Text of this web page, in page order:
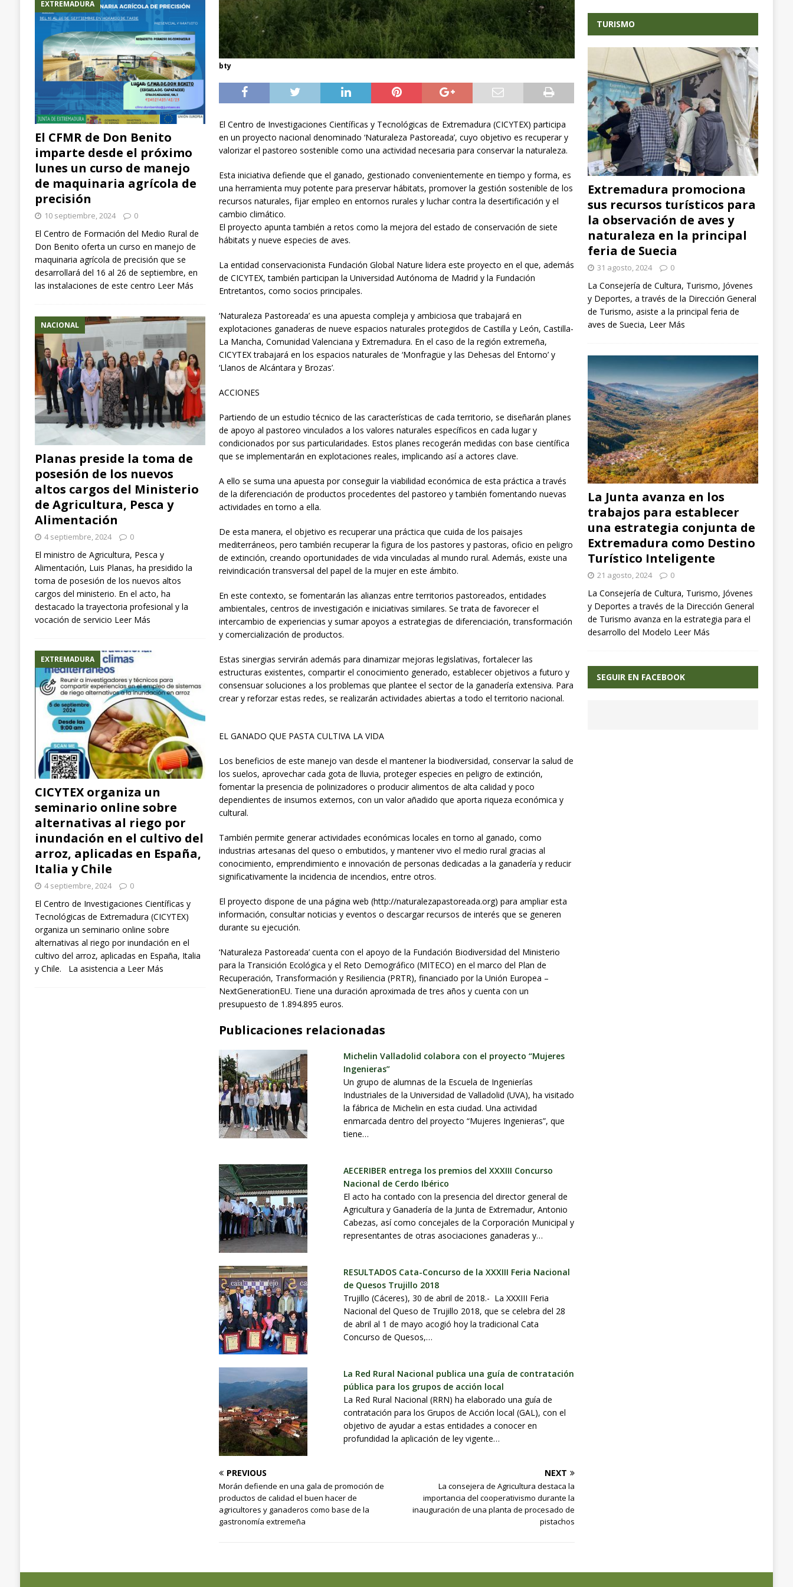
bty
El Centro de Investigaciones Científicas y Tecnológicas de Extremadura (CICYTEX) participa
en un proyecto nacional denominado ‘Naturaleza Pastoreada’, cuyo objetivo es recuperar y
valorizar el pastoreo sostenible como una actividad necesaria para conservar la naturaleza.
Esta iniciativa defiende que el ganado, gestionado convenientemente en tiempo y forma, es
una herramienta muy potente para preservar hábitats, promover la gestión sostenible de los
recursos naturales, fijar empleo en entornos rurales y luchar contra la desertificación y el
cambio climático.
El proyecto apunta también a retos como la mejora del estado de conservación de siete
hábitats y nueve especies de aves.
La entidad conservacionista Fundación Global Nature lidera este proyecto en el que, además
de CICYTEX, también participan la Universidad Autónoma de Madrid y la Fundación
Entretantos, como socios principales.
‘Naturaleza Pastoreada’ es una apuesta compleja y ambiciosa que trabajará en
explotaciones ganaderas de nueve espacios naturales protegidos de Castilla y León, Castilla-
La Mancha, Comunidad Valenciana y Extremadura. En el caso de la región extremeña,
CICYTEX trabajará en los espacios naturales de ‘Monfragüe y las Dehesas del Entorno’ y
‘Llanos de Alcántara y Brozas’.
ACCIONES
Partiendo de un estudio técnico de las características de cada territorio, se diseñarán planes
de apoyo al pastoreo vinculados a los valores naturales específicos en cada lugar y
condicionados por sus particularidades. Estos planes recogerán medidas con base científica
que se implementarán en explotaciones reales, implicando así a actores clave.
A ello se suma una apuesta por conseguir la viabilidad económica de esta práctica a través
de la diferenciación de productos procedentes del pastoreo y también fomentando nuevas
actividades en torno a ella.
De esta manera, el objetivo es recuperar una práctica que cuida de los paisajes
mediterráneos, pero también recuperar la figura de los pastores y pastoras, oficio en peligro
de extinción, creando oportunidades de vida vinculadas al mundo rural. Además, existe una
reivindicación transversal del papel de la mujer en este ámbito.
En este contexto, se fomentarán las alianzas entre territorios pastoreados, entidades
ambientales, centros de investigación e iniciativas similares. Se trata de favorecer el
intercambio de experiencias y sumar apoyos a estrategias de diferenciación, transformación
y comercialización de productos.
Estas sinergias servirán además para dinamizar mejoras legislativas, fortalecer las
estructuras existentes, compartir el conocimiento generado, establecer objetivos a futuro y
consensuar soluciones a los problemas que plantee el sector de la ganadería extensiva. Para
crear y reforzar estas redes, se realizarán actividades abiertas a todo el territorio nacional.
EL GANADO QUE PASTA CULTIVA LA VIDA
Los beneficios de este manejo van desde el mantener la biodiversidad, conservar la salud de
los suelos, aprovechar cada gota de lluvia, proteger especies en peligro de extinción,
fomentar la presencia de polinizadores o producir alimentos de alta calidad y poco
dependientes de insumos externos, con un valor añadido que aporta riqueza económica y
cultural.
También permite generar actividades económicas locales en torno al ganado, como
industrias artesanas del queso o embutidos, y mantener vivo el medio rural gracias al
conocimiento, emprendimiento e innovación de personas dedicadas a la ganadería y reducir
significativamente la incidencia de incendios, entre otros.
El proyecto dispone de una página web (http://naturalezapastoreada.org) para ampliar esta
información, consultar noticias y eventos o descargar recursos de interés que se generen
durante su ejecución.
‘Naturaleza Pastoreada’ cuenta con el apoyo de la Fundación Biodiversidad del Ministerio
para la Transición Ecológica y el Reto Demográfico (MITECO) en el marco del Plan de
Recuperación, Transformación y Resiliencia (PRTR), financiado por la Unión Europea –
NextGenerationEU. Tiene una duración aproximada de tres años y cuenta con un
presupuesto de 1.894.895 euros.
Publicaciones relacionadas
Michelin Valladolid colabora con el proyecto “Mujeres
Ingenieras”
Un grupo de alumnas de la Escuela de Ingenierías
Industriales de la Universidad de Valladolid (UVA), ha visitado
la fábrica de Michelin en esta ciudad. Una actividad
enmarcada dentro del proyecto “Mujeres Ingenieras”, que
tiene…
AECERIBER entrega los premios del XXXIII Concurso
Nacional de Cerdo Ibérico
El acto ha contado con la presencia del director general de
Agricultura y Ganadería de la Junta de Extremadur, Antonio
Cabezas, así como concejales de la Corporación Municipal y
representantes de otras asociaciones ganaderas y…
RESULTADOS Cata-Concurso de la XXXIII Feria Nacional
de Quesos Trujillo 2018
Trujillo (Cáceres), 30 de abril de 2018.- La XXXIII Feria
Nacional del Queso de Trujillo 2018, que se celebra del 28
de abril al 1 de mayo acogió hoy la tradicional Cata
Concurso de Quesos,…
La Red Rural Nacional publica una guía de contratación
pública para los grupos de acción local
La Red Rural Nacional (RRN) ha elaborado una guía de
contratación para los Grupos de Acción local (GAL), con el
objetivo de ayudar a estas entidades a conocer en
profundidad la aplicación de ley vigente…
PREVIOUS
Morán defiende en una gala de promoción de
productos de calidad el buen hacer de
agricultores y ganaderos como base de la
gastronomía extremeña
NEXT
La consejera de Agricultura destaca la
importancia del cooperativismo durante la
inauguración de una planta de procesado de
pistachos
EXTREMADURA
El CFMR de Don Benito
imparte desde el próximo
lunes un curso de manejo
de maquinaria agrícola de
precisión
10 septiembre, 2024 0
El Centro de Formación del Medio Rural de
Don Benito oferta un curso en manejo de
maquinaria agrícola de precisión que se
desarrollará del 16 al 26 de septiembre, en
las instalaciones de este centro Leer Más
NACIONAL
Planas preside la toma de
posesión de los nuevos
altos cargos del Ministerio
de Agricultura, Pesca y
Alimentación
4 septiembre, 2024 0
El ministro de Agricultura, Pesca y
Alimentación, Luis Planas, ha presidido la
toma de posesión de los nuevos altos
cargos del ministerio. En el acto, ha
destacado la trayectoria profesional y la
vocación de servicio Leer Más
EXTREMADURA
CICYTEX organiza un
seminario online sobre
alternativas al riego por
inundación en el cultivo del
arroz, aplicadas en España,
Italia y Chile
4 septiembre, 2024 0
El Centro de Investigaciones Científicas y
Tecnológicas de Extremadura (CICYTEX)
organiza un seminario online sobre
alternativas al riego por inundación en el
cultivo del arroz, aplicadas en España, Italia
y Chile. La asistencia a Leer Más
TURISMO
Extremadura promociona
sus recursos turísticos para
la observación de aves y
naturaleza en la principal
feria de Suecia
31 agosto, 2024 0
La Consejería de Cultura, Turismo, Jóvenes
y Deportes, a través de la Dirección General
de Turismo, asiste a la principal feria de
aves de Suecia, Leer Más
La Junta avanza en los
trabajos para establecer
una estrategia conjunta de
Extremadura como Destino
Turístico Inteligente
21 agosto, 2024 0
La Consejería de Cultura, Turismo, Jóvenes
y Deportes a través de la Dirección General
de Turismo avanza en la estrategia para el
desarrollo del Modelo Leer Más
SEGUIR EN FACEBOOK